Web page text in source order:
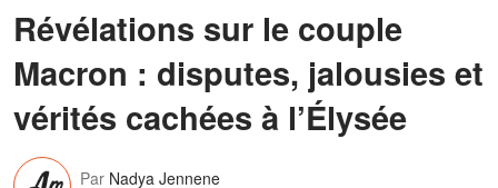
Révélations sur le couple
Macron : disputes, jalousies et
vérités cachées à l’Élysée
Par Nadya Jennene